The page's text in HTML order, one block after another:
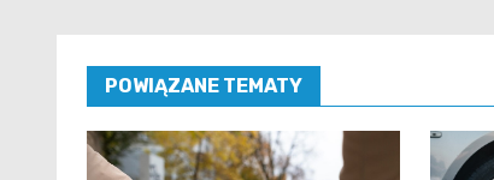
POWIĄZANE TEMATY